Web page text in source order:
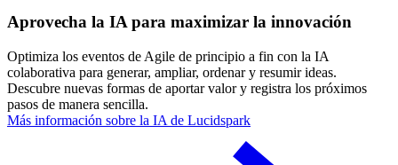
Aprovecha la IA para maximizar la innovación
Optimiza los eventos de Agile de principio a fin con la IA
colaborativa para generar, ampliar, ordenar y resumir ideas.
Descubre nuevas formas de aportar valor y registra los próximos
pasos de manera sencilla.
Más información sobre la IA de Lucidspark